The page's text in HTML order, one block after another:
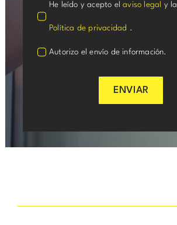
He leído y acepto elaviso legal y la
Política de privacidad .
Autorizo el envío de información.
ENVIAR